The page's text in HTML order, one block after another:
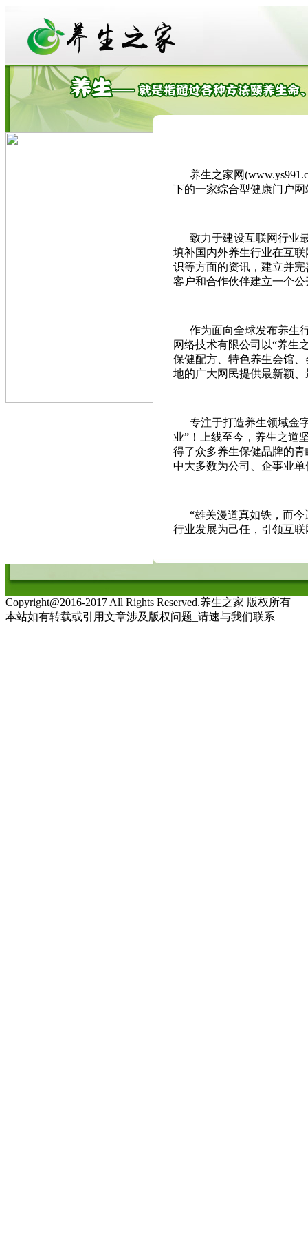
养生之家网
下的一家综合型健康门户网
致力于建设互联网行业最
填补国内外养生行业在互
识等方面的资讯，建立并
客户和合作伙伴建立一个
作为面向全球发布养生行
网络技术有限公司以“养生
保健配方、特色养生会馆
地的广大网民提供最新颖
专注于打造养生领域金字
业”！上线至今，养生之道
得了众多养生保健品牌的
中大多数为公司、企事业
“雄关漫道真如铁，而今
行业发展为己任，引领互
Copyright@2016-2017 All Rights Reserved.养生之家 版权所有
本站如有转载或引用文章涉及版权问题_请速与我们联系